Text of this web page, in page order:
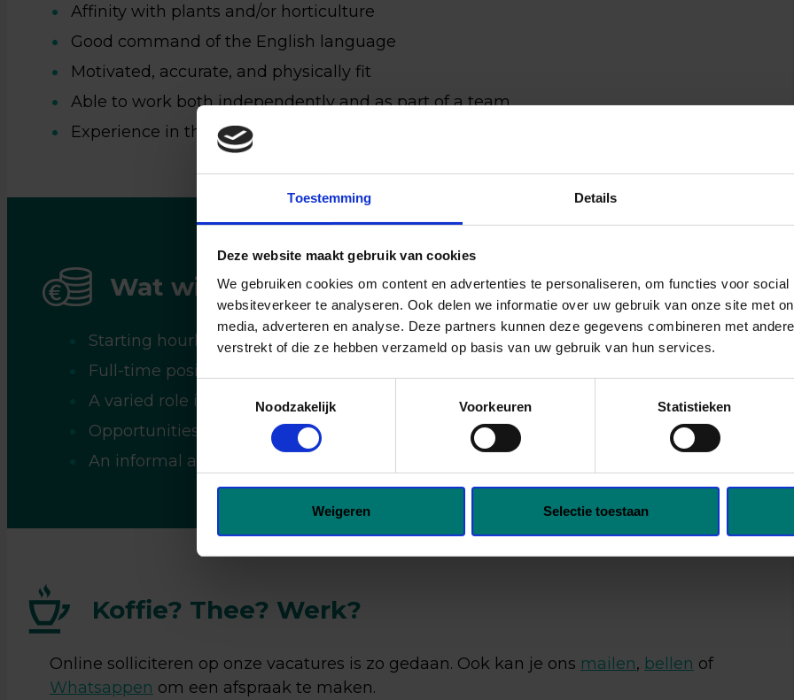
Toestemming Details
Deze website maakt gebruik van cookies
We gebruiken cookies om content en advertenties te personaliseren, om functies voor social
websiteverkeer te analyseren. Ook delen we informatie over uw gebruik van onze site met
media, adverteren en analyse. Deze partners kunnen deze gegevens combineren met
verstrekt of die ze hebben verzameld op basis van uw gebruik van hun services.
Noodzakelijk
Voorkeuren Statistieken
Weigeren Selectie toestaan
Affinity with plants and/or horticulture
Good command of the English language
Motivated, accurate, and physically fit
Able to work both independently and as part of a team
Experience in the sector is a plus, but not required
Wat wij jou bieden
Starting hourly wage of €14.99
Full-time position (Monday to Friday)
A varied role in a green and dynamic working environment
Opportunities for learning and career growth within the company
An informal and friendly working atmosphere
Koffie? Thee? Werk?
Online solliciteren op onze vacatures is zo gedaan. Ook kan je ons mailen, bellen of
Whatsappen om een afspraak te maken.
Zin in koffie én
een goed
gesprek?
17:00 uur. Liever zeker weten dat de
juiste contactpersoon binnen is? Laat
je gegevens achter en geef aan
koffie klaarstaat.
verwerken.